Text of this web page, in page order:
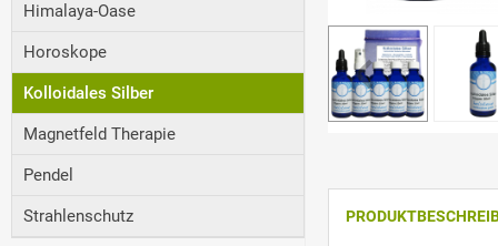
Himalaya-Oase
Horoskope
Kolloidales Silber
Magnetfeld Therapie
Pendel
Strahlenschutz